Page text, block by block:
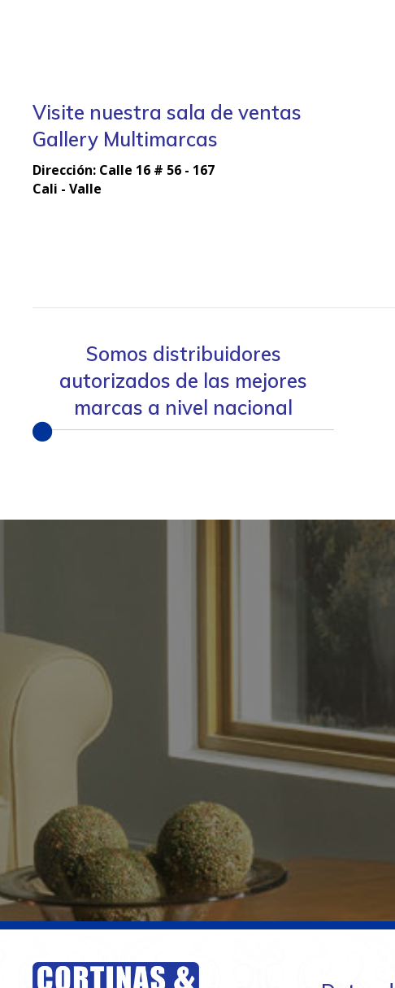
Visite nuestra sala de ventas
Gallery Multimarcas
Dirección: Calle 16 # 56 - 167
Cali - Valle
Somos distribuidores
autorizados de las mejores
marcas a nivel nacional